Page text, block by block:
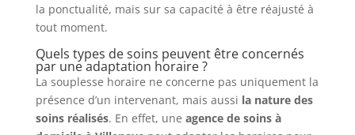
la ponctualité, mais sur sa capacité à être réajusté à
tout moment.
Quels types de soins peuvent être concernés
par une adaptation horaire ?
La souplesse horaire ne concerne pas uniquement la
présence d’un intervenant, mais aussi la nature des
soins réalisés. En effet, une agence de soins à